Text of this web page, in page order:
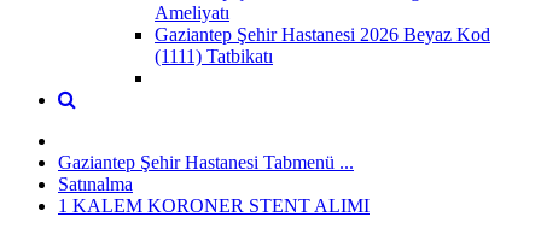
Ameliyatı
Gaziantep Şehir Hastanesi 2026 Beyaz Kod
(1111) Tatbikatı
Gaziantep Şehir Hastanesi Tabmenü ...
Satınalma
1 KALEM KORONER STENT ALIMI